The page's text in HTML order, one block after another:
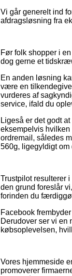
Vi går generelt ind
afdragsløsning fra
Før folk shopper i
dog gerne et
En anden løsning
være en
vurderes af
service, ifald du
Ligeså er det godt
eksempelvis hvilken
ordremail, således
560g, ligegyldigt om
Trustpilot resulterer
den grund foreslår
forinden du
Facebook
Derudover ser vi en
købsoplevelsen,
Vores hjemmeside
promoverer